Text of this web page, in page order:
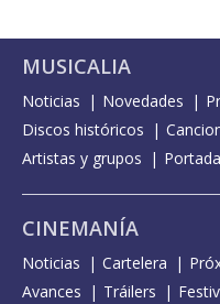
MUSICALIA
Noticias Novedades
Discos históricos
Artistas y grupos
CINEMANÍA
Noticias Cartelera
Avances
Tráilers